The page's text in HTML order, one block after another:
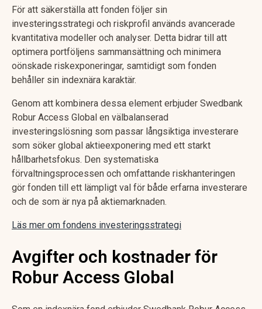
För att säkerställa att fonden följer sin
investeringsstrategi och riskprofil används avancerade
kvantitativa modeller och analyser. Detta bidrar till att
optimera portföljens sammansättning och minimera
oönskade riskexponeringar, samtidigt som fonden
behåller sin indexnära karaktär.
Genom att kombinera dessa element erbjuder Swedbank
Robur Access Global en välbalanserad
investeringslösning som passar långsiktiga investerare
som söker global aktieexponering med ett starkt
hållbarhetsfokus. Den systematiska
förvaltningsprocessen och omfattande riskhanteringen
gör fonden till ett lämpligt val för både erfarna investerare
och de som är nya på aktiemarknaden.
Läs mer om fondens investeringsstrategi
Avgifter och kostnader för
Robur Access Global